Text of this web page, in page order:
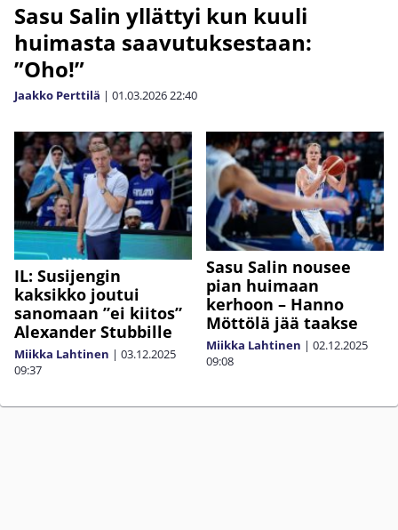
Sasu Salin yllättyi kun kuuli
huimasta saavutuksestaan:
”Oho!”
Jaakko Perttilä | 01.03.202622:40
IL: Susijengin
kaksikko joutui
sanomaan ”ei kiitos”
Alexander Stubbille
Miikka Lahtinen | 03.12.2025
09:37
Sasu Salin nousee
pian huimaan
kerhoon – Hanno
Möttölä jää taakse
Miikka Lahtinen | 02.12.2025
09:08